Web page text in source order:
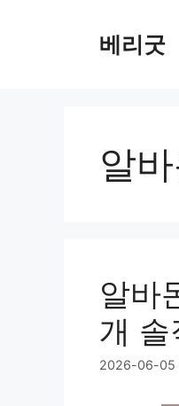
베리굿
알
알바
개 솔
2026-06-05